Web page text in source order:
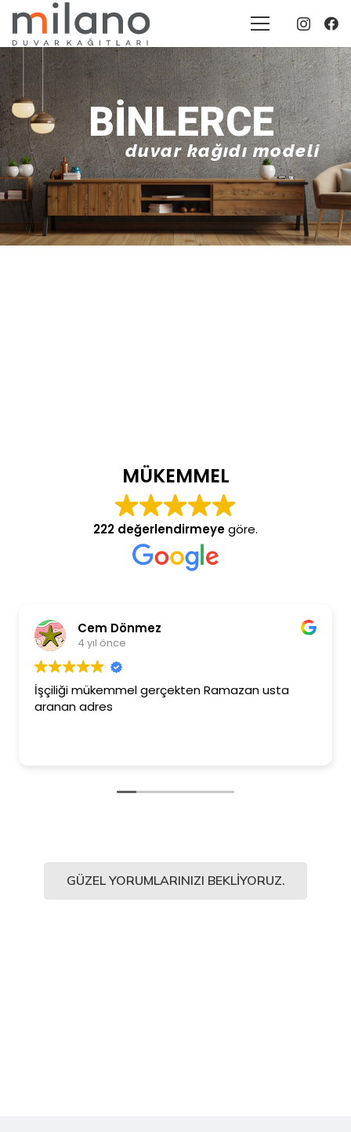
BINLERCE
duvar kağıdı modeli
MÜKEMMEL
222 değerlendirmeyegöre.
Cem Dönmez
4 yıl önce
İşçiliği mükemmel gerçekten Ramazan usta
aranan adres
GÜZEL YORUMLARINIZI BEKLIYORUZ.